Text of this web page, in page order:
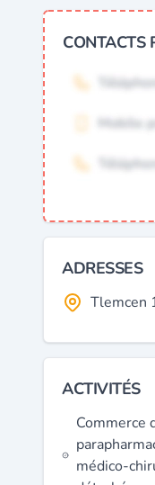
CONTACTS
ADRESSES
Tlemcen
ACTIVITÉS
Commerce
médico-